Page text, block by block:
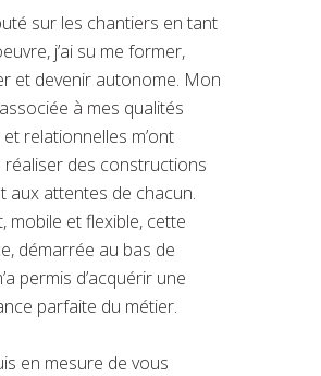
sur les chantiers en tant
j’ai su me former,
et devenir autonome. Mon
à mes qualités
relationnelles m’ont
réaliser des constructions
aux attentes de chacun.
mobile et flexible, cette
démarrée au bas de
permis d’acquérir une
parfaite du métier.
en mesure de vous